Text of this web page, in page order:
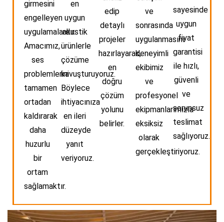
girmesini
engelleyen
uygulamalardır.
Amacımız,
ses
problemlerini
tamamen
ortadan
kaldırarak
daha
huzurlu
bir
ortam
sağlamaktır.
en
uygun
akustik
ürünlerle
çözüme
kavuşturuyoruz.
Böylece
ihtiyacınıza
en ileri
düzeyde
yanıt
veriyoruz.
edip
detaylı
projeler
hazırlayarak,
en
doğru
çözüm
yolunu
belirler.
ve
sonrasında
uygulanmasını
deneyimli
ekibimiz
ve
profesyonel
ekipmanlarımızla
eksiksiz
olarak
gerçekleştiriyoruz.
sayesinde
uygun
fiyat
garantisi
ile hızlı,
güvenli
ve
sorunsuz
teslimat
sağlıyoruz.